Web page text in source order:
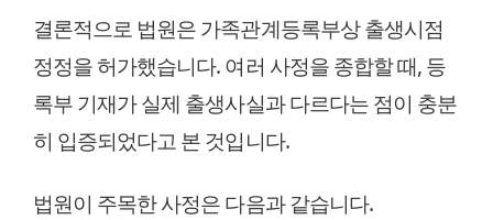
결론적으로 법원은 가족관계등록부상 출생시점
정정을 허가했습니다. 여러 사정을 종합할 때, 등
록부 기재가 실제 출생사실과 다르다는 점이 충분
히 입증되었다고 본 것입니다.
법원이 주목한 사정은 다음과 같습니다.